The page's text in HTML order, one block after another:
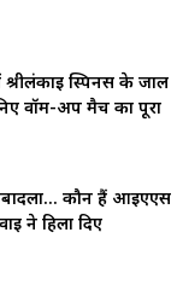
स्पिनर्स के जाल
वॉर्म-अप मैच का पूरा
कौन हैं आईएएस
ने हिला दिए